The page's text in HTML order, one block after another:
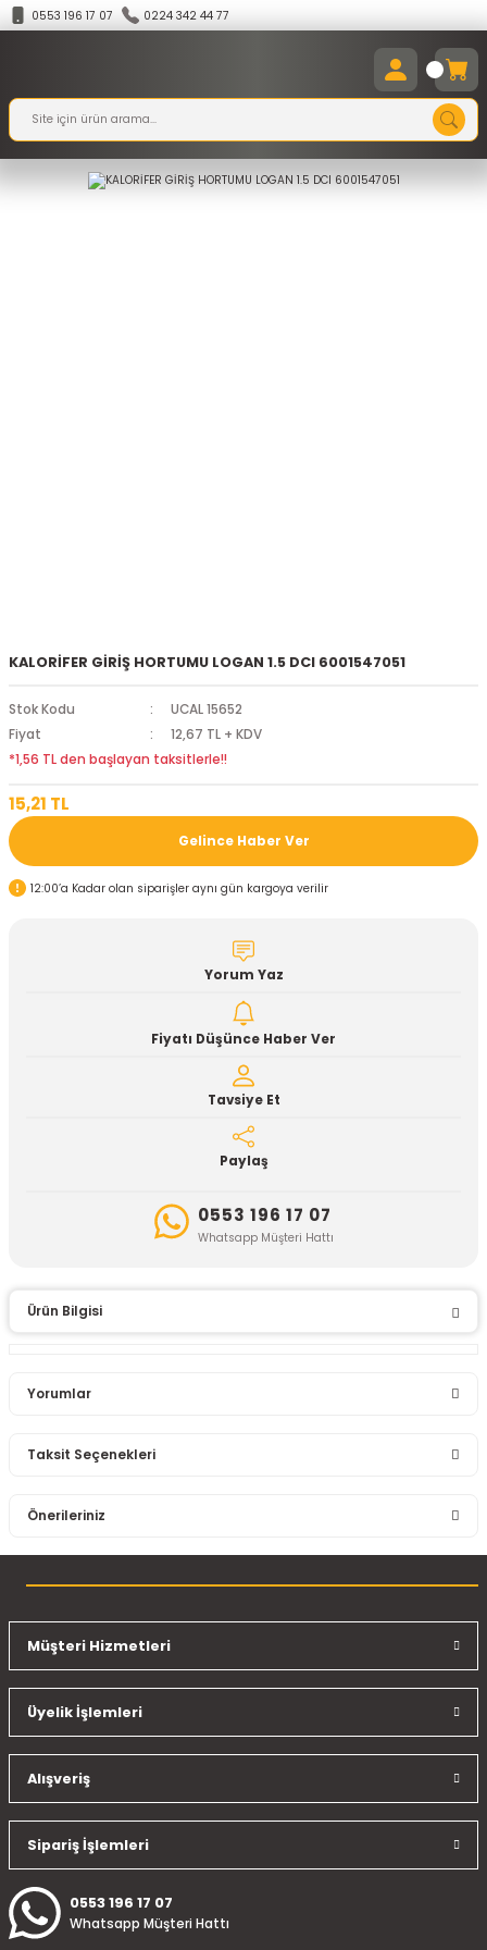
0553 196 17 07 0224 342 44 77
KALORİFER GİRİŞ HORTUMU LOGAN 1.5 DCI 6001547051
Stok Kodu
UCAL 15652
Fiyat
12,67 TL + KDV
*1,56 TL den başlayan taksitlerle!!
15,21 TL
Gelince Haber Ver
12:00’a Kadar olan siparişler aynı gün kargoya verilir
Yorum Yaz
Fiyatı Düşünce Haber Ver
Tavsiye Et
Paylaş
0553 196 17 07
Whatsapp Müşteri Hattı
Ürün Bilgisi
Yorumlar
Taksit Seçenekleri
Önerileriniz
konularda yetersiz gördüğünüz noktaları öneri formunu
Ürün resmi kalitesiz, bozuk veya görüntülenemiyor.
Ürün açıklamasında eksik bilgiler bulunuyor.
Ürün fiyatı diğer sitelerden daha pahalı.
Bu ürüne benzer farklı alternatifler olmalı.
Müşteri Hizmetleri
Üyelik İşlemleri
Alışveriş
Sipariş İşlemleri
0553 196 17 07
Whatsapp Müşteri Hattı